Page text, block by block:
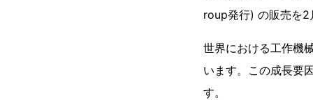
roup発行) の販売を2
世界における工作機
います。この成長要
す。